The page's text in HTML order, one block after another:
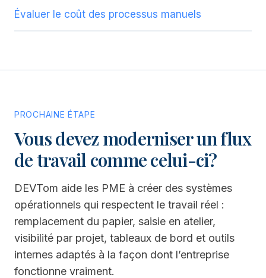
Évaluer le coût des processus manuels
PROCHAINE ÉTAPE
Vous devez moderniser un flux
de travail comme celui-ci?
DEVTom aide les PME à créer des systèmes
opérationnels qui respectent le travail réel :
remplacement du papier, saisie en atelier,
visibilité par projet, tableaux de bord et outils
internes adaptés à la façon dont l’entreprise
fonctionne vraiment.